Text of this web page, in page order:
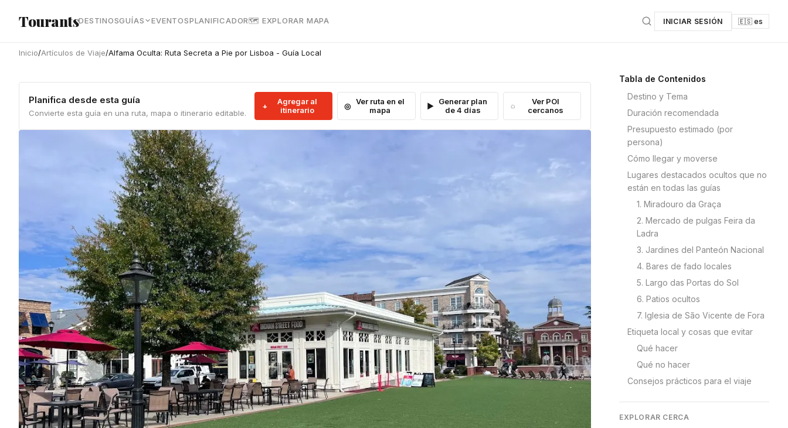
TourantsDESTINOSGUÍAS EVENTOSPLANIFICADOR🗺 EXPLORAR MAPA INICIAR SESIÓN 🇪🇸 es
Inicio/Artículos de Viaje/Alfama Oculta: Ruta Secreta a Pie por Lisboa - Guía Local
Planifica desde esta guía
Convierte esta guía en una ruta, mapa o itinerario editable.
Agregar al
itinerario
Ver ruta en el
mapa
Generar plan
de 4 días
Ver POI
cercanos
Tabla de Contenidos
Destino y Tema
Duración recomendada
Presupuesto estimado (por
persona)
Cómo llegar y moverse
Lugares destacados ocultos que no
están en todas las guías
1. Miradouro da Graça
2. Mercado de pulgas Feira da
Ladra
3. Jardines del Panteón Nacional
4. Bares de fado locales
5. Largo das Portas do Sol
6. Patios ocultos
7. Iglesia de São Vicente de Fora
Etiqueta local y cosas que evitar
Qué hacer
Qué no hacer
Consejos prácticos para el viaje
EXPLORAR CERCA